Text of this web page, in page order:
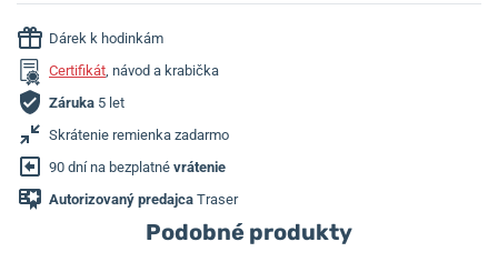
Dárek k hodinkám
Certifikát, návod a krabička
Záruka 5 let
Skrátenie remienka zadarmo
90 dní na bezplatné vrátenie
Autorizovaný predajca Traser
Podobné produkty